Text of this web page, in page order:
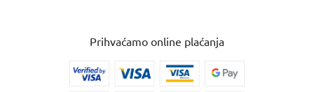
Prihvaćamo online plaćanja